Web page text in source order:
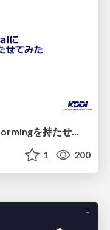
OpenSpecのproposalにbrainstormingを持たせてみた
1 200